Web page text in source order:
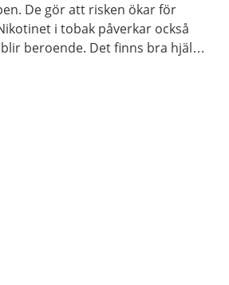
De gör att risken ökar för
i tobak påverkar också
beroende. Det finns bra hjälp